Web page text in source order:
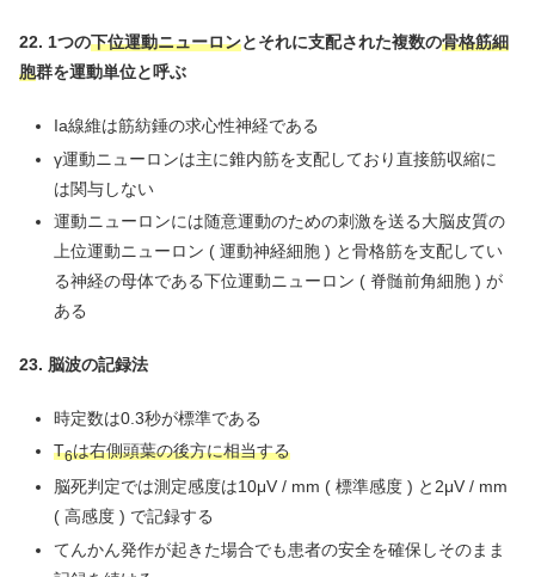
22. 1つの下位運動ニューロンとそれに支配された複数の骨格筋細
胞群を運動単位と呼ぶ
Ia線維は筋紡錘の求心性神経である
γ運動ニューロンは主に錐内筋を支配しており直接筋収縮に
は関与しない
運動ニューロンには随意運動のための刺激を送る大脳皮質の
上位運動ニューロン ( 運動神経細胞 ) と骨格筋を支配してい
る神経の母体である下位運動ニューロン ( 脊髄前角細胞 ) が
ある
23. 脳波の記録法
時定数は0.3秒が標準である
T6は右側頭葉の後方に相当する
脳死判定では測定感度は10μV / mm ( 標準感度 ) と2μV / mm
( 高感度 ) で記録する
てんかん発作が起きた場合でも患者の安全を確保しそのまま